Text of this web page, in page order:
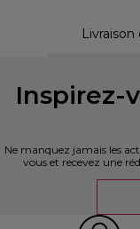
Inspirez-
Ne manquez jamais les
vous et recevez une